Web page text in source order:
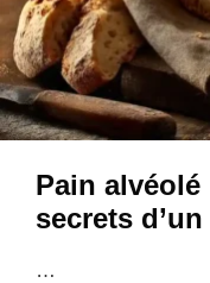
Pain
secrets
…